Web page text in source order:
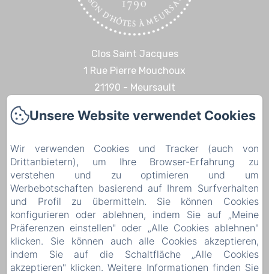
Clos Saint Jacques
1 Rue Pierre Mouchoux
21190 - Meursault
Kontaktieren Sie uns
Startseite
Erfahrungen & Entdeckungen
Kontakt
Rechtliche Informationen
Rechtliche Informationen
Unsere Website verwendet Cookies
Wir verwenden Cookies und Tracker (auch von
Drittanbietern), um Ihre Browser-Erfahrung zu
verstehen und zu optimieren und um
Werbebotschaften basierend auf Ihrem Surfverhalten
und Profil zu übermitteln. Sie können Cookies
konfigurieren oder ablehnen, indem Sie auf „Meine
Präferenzen einstellen" oder „Alle Cookies ablehnen"
klicken. Sie können auch alle Cookies akzeptieren,
indem Sie auf die Schaltfläche „Alle Cookies
akzeptieren" klicken. Weitere Informationen finden Sie